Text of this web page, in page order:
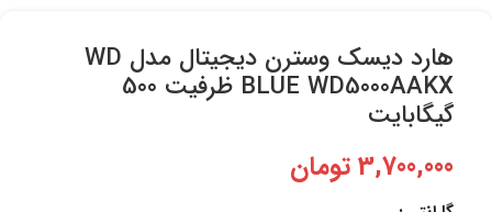
هارد دیسک وسترن دیجیتال مدل WD
BLUE WD5000AAKX ظرفیت 500
گیگابایت
3,700,000تومان